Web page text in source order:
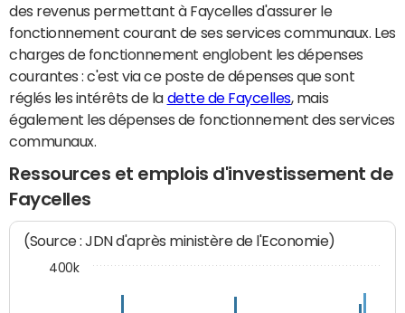
des revenus permettant à Faycelles d'assurer le
fonctionnement courant de ses services communaux. Les
charges de fonctionnement englobent les dépenses
courantes : c'est via ce poste de dépenses que sont
réglés les intérêts de la dette de Faycelles, mais
également les dépenses de fonctionnement des services
communaux.
Ressources et emplois d'investissement de
Faycelles
(Source : JDN d'après ministère de l'Economie)
400k